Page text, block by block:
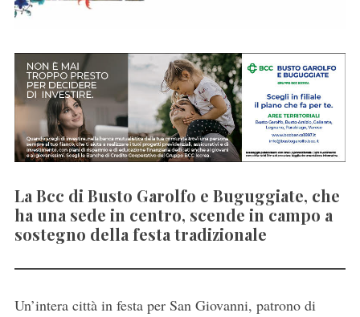
La Bcc di Busto Garolfo e Buguggiate, che
ha una sede in centro, scende in campo a
sostegno della festa tradizionale
Un’intera città in festa per San Giovanni, patrono di